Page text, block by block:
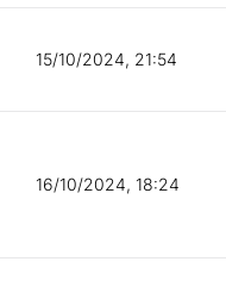
15/10/2024, 21:54
16/10/2024, 18:24